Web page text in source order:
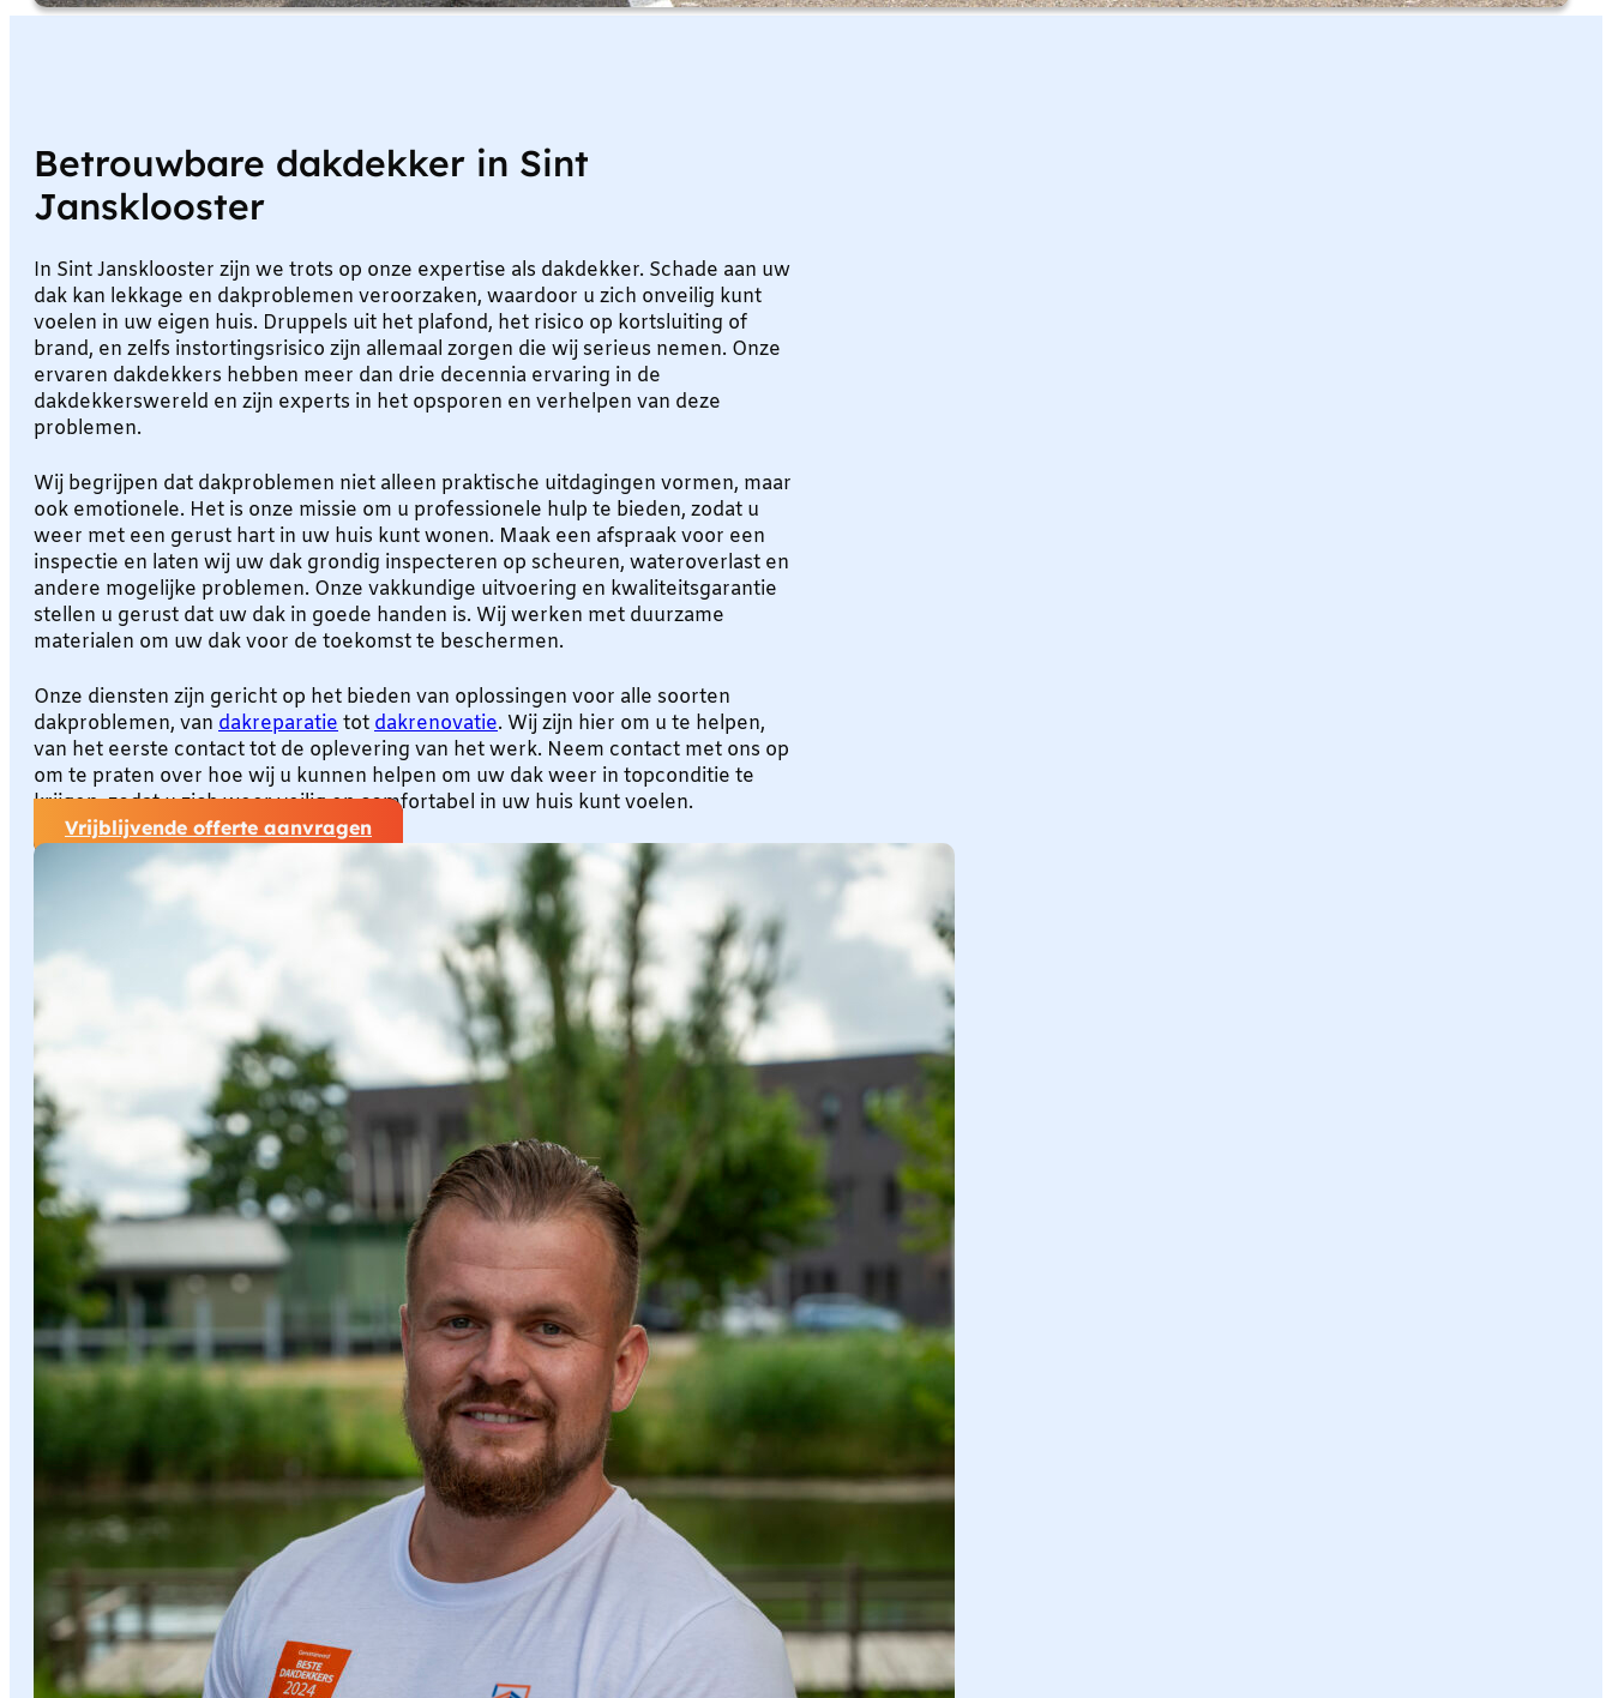
Betrouwbare dakdekker in Sint
Jansklooster
In Sint Jansklooster zijn we trots op onze expertise als dakdekker. Schade aan uw
dak kan lekkage en dakproblemen veroorzaken, waardoor u zich onveilig kunt
voelen in uw eigen huis. Druppels uit het plafond, het risico op kortsluiting of
brand, en zelfs instortingsrisico zijn allemaal zorgen die wij serieus nemen. Onze
ervaren dakdekkers hebben meer dan drie decennia ervaring in de
dakdekkerswereld en zijn experts in het opsporen en verhelpen van deze
problemen.
Wij begrijpen dat dakproblemen niet alleen praktische uitdagingen vormen, maar
ook emotionele. Het is onze missie om u professionele hulp te bieden, zodat u
weer met een gerust hart in uw huis kunt wonen. Maak een afspraak voor een
inspectie en laten wij uw dak grondig inspecteren op scheuren, wateroverlast en
andere mogelijke problemen. Onze vakkundige uitvoering en kwaliteitsgarantie
stellen u gerust dat uw dak in goede handen is. Wij werken met duurzame
materialen om uw dak voor de toekomst te beschermen.
Onze diensten zijn gericht op het bieden van oplossingen voor alle soorten
dakproblemen, van dakreparatie tot dakrenovatie. Wij zijn hier om u te helpen,
van het eerste contact tot de oplevering van het werk. Neem contact met ons op
om te praten over hoe wij u kunnen helpen om uw dak weer in topconditie te
krijgen, zodat u zich weer veilig en comfortabel in uw huis kunt voelen.
Vrijblijvende offerte aanvragen